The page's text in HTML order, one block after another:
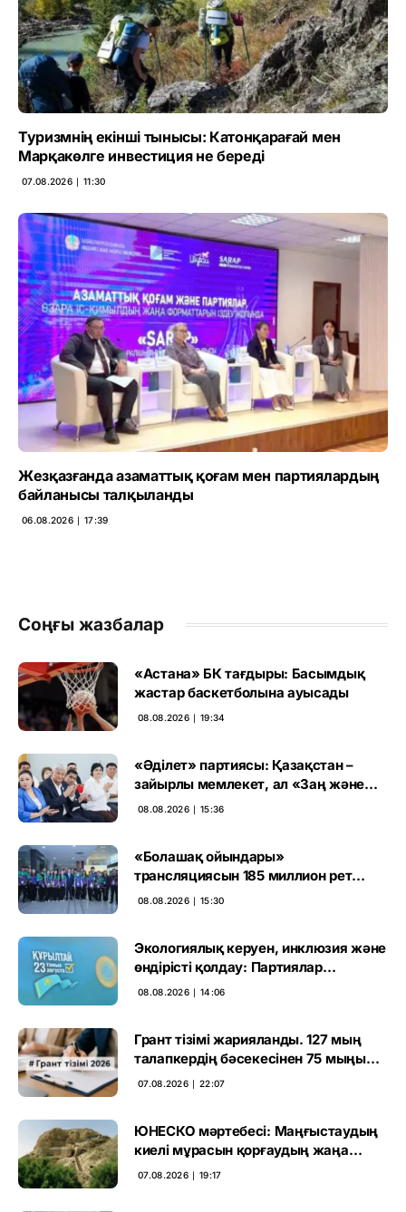
Туризмнің екінші тынысы: Катонқарағай мен
Марқакөлге инвестиция не береді
07.08.2026 ∣ 11:30
Жезқазғанда азаматтық қоғам мен партиялардың
байланысы талқыланды
06.08.2026 ∣ 17:39
Соңғы жазбалар
«Астана» БК тағдыры: Басымдық
жастар баскетболына ауысады
08.08.2026 ∣ 19:34
«Әділет» партиясы: Қазақстан –
зайырлы мемлекет, ал «Заң және
тәртіп» қағидаты баршаға міндетті
08.08.2026 ∣ 15:36
«Болашақ ойындары»
трансляциясын 185 миллион рет
көрген
08.08.2026 ∣ 15:30
Экологиялық керуен, инклюзия және
өндірісті қолдау: Партиялар
өңірлерде қандай мәселе көтерді
08.08.2026 ∣ 14:06
Грант тізімі жарияланды. 127 мың
талапкердің бәсекесінен 75 мыңы
өтті
07.08.2026 ∣ 22:07
ЮНЕСКО мәртебесі: Маңғыстаудың
киелі мұрасын қорғаудың жаңа
кезеңі басталды
07.08.2026 ∣ 19:17